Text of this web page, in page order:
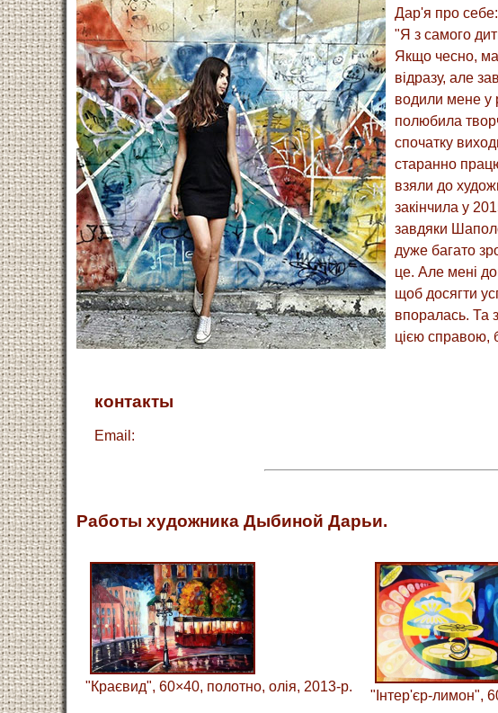
Дар'я про себе:
"Я з самого
Якщо чесно,
відразу, але
водили мене у
полюбила
спочатку
старанно
взяли до
закінчила у
завдяки
дуже багато
це. Але мені
щоб досягти
впоралась. Та
цією справою,
контакты
Email:
Работы художника Дыбиной Дарьи.
"Краєвид", 60×40, полотно, олія, 2013-р.
"Інтер'єр-лимон",